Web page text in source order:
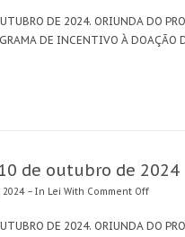
DE 2024. ORIUNDA
DE INCENTIVO À DOAÇÃO
de outubro de 2024
– In Lei With Comment Off
DE 2024. ORIUNDA DO